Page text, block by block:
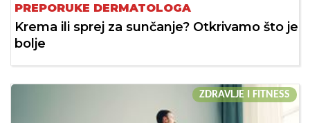
PREPORUKE DERMATOLOGA
Krema ili sprej za sunčanje? Otkrivamo što je
bolje
ZDRAVLJE I FITNESS